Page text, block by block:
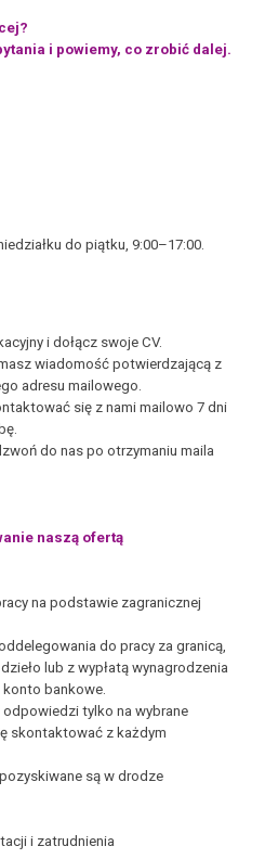
i powiemy, co zrobić dalej.
do piątku, 9:00–17:00.
i dołącz swoje CV.
wiadomość potwierdzającą z
adresu mailowego.
się z nami mailowo 7 dni
do nas po otrzymaniu maila
naszą ofertą
na podstawie zagranicznej
do pracy za granicą,
lub z wypłatą wynagrodzenia
konto bankowe.
tylko na wybrane
skontaktować z każdym
są w drodze
i zatrudnienia